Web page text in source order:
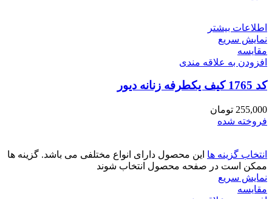
اطلاعات بیشتر
نمایش سریع
مقايسه
افزودن به علاقه مندی
کد 1765 کیف یکطرفه زنانه دیور
255,000 تومان
فروخته شده
انتخاب گزینه ها این محصول دارای انواع مختلفی می باشد. گزینه ها
ممکن است در صفحه محصول انتخاب شوند
نمایش سریع
مقايسه